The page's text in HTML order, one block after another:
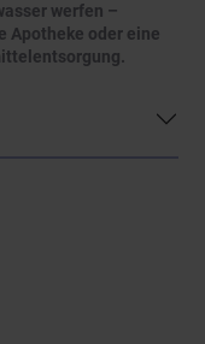
werfen –
Apotheke oder eine